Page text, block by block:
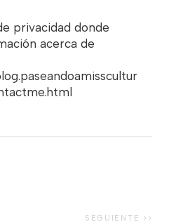
privacidad donde
acerca de